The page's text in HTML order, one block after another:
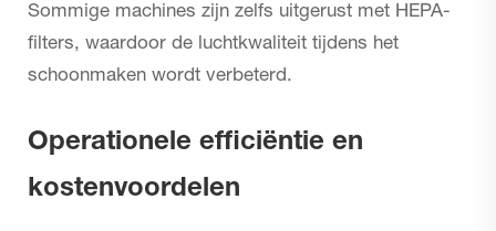
Sommige machines zijn zelfs uitgerust met HEPA-
filters, waardoor de luchtkwaliteit tijdens het
schoonmaken wordt verbeterd.
Operationele efficiëntie en
kostenvoordelen